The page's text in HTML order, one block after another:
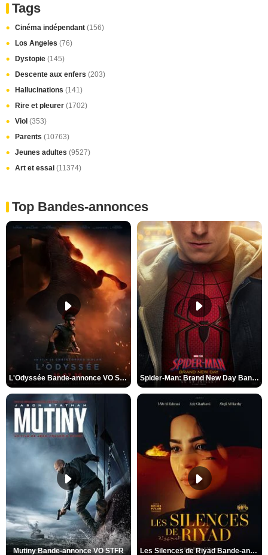
Tags
Cinéma indépendant (156)
Los Angeles (76)
Dystopie (145)
Descente aux enfers (203)
Hallucinations (141)
Rire et pleurer (1702)
Viol (353)
Parents (10763)
Jeunes adultes (9527)
Art et essai (11374)
Top Bandes-annonces
L'Odyssée Bande-annonce VO STFR Spider-Man: Brand New Day Bande-annonce VO STFR
Mutiny Bande-annonce VO STFR Les Silences de Riyad Bande-annonce VO STFR